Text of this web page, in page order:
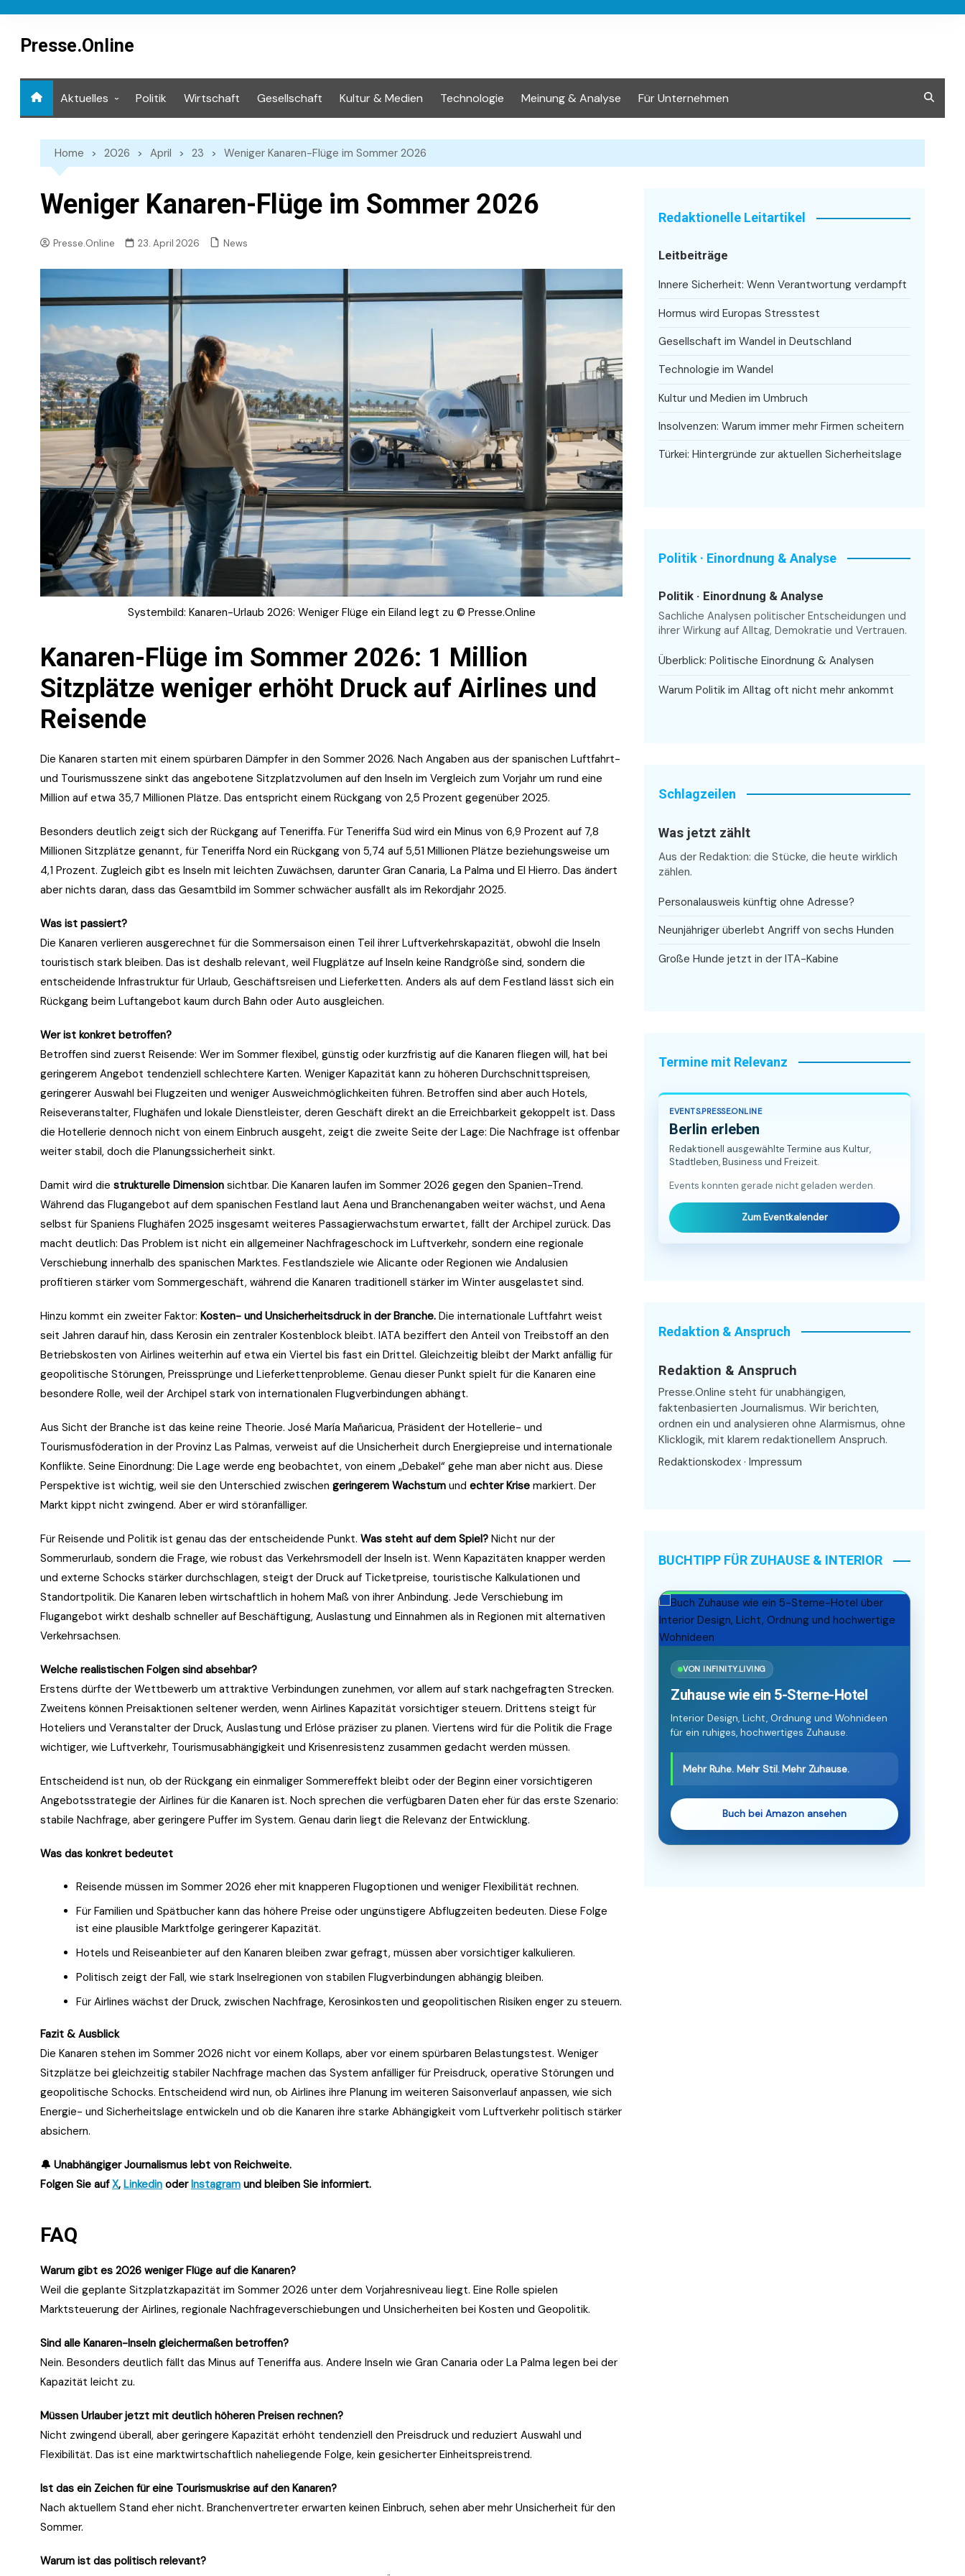
contentPresse.Online
Aktuelles Politik Wirtschaft Gesellschaft Kultur & Medien Technologie Meinung & Analyse Für Unternehmen
Home 2026 April 23 Weniger Kanaren-Flüge im Sommer 2026
Weniger Kanaren-Flüge im Sommer 2026
Presse.Online 23. April 2026 News
Systembild: Kanaren-Urlaub 2026: Weniger Flüge ein Eiland legt zu © Presse.Online
Kanaren-Flüge im Sommer 2026: 1 Million
Sitzplätze weniger erhöht Druck auf Airlines und
Reisende
Die Kanaren starten mit einem spürbaren Dämpfer in den Sommer 2026. Nach Angaben aus der spanischen Luftfahrt-
und Tourismusszene sinkt das angebotene Sitzplatzvolumen auf den Inseln im Vergleich zum Vorjahr um rund eine
Million auf etwa 35,7 Millionen Plätze. Das entspricht einem Rückgang von 2,5 Prozent gegenüber 2025.
Besonders deutlich zeigt sich der Rückgang auf Teneriffa. Für Teneriffa Süd wird ein Minus von 6,9 Prozent auf 7,8
Millionen Sitzplätze genannt, für Teneriffa Nord ein Rückgang von 5,74 auf 5,51 Millionen Plätze beziehungsweise um
4,1 Prozent. Zugleich gibt es Inseln mit leichten Zuwächsen, darunter Gran Canaria, La Palma und El Hierro. Das ändert
aber nichts daran, dass das Gesamtbild im Sommer schwächer ausfällt als im Rekordjahr 2025.
Was ist passiert?
Die Kanaren verlieren ausgerechnet für die Sommersaison einen Teil ihrer Luftverkehrskapazität, obwohl die Inseln
touristisch stark bleiben. Das ist deshalb relevant, weil Flugplätze auf Inseln keine Randgröße sind, sondern die
entscheidende Infrastruktur für Urlaub, Geschäftsreisen und Lieferketten. Anders als auf dem Festland lässt sich ein
Rückgang beim Luftangebot kaum durch Bahn oder Auto ausgleichen.
Wer ist konkret betroffen?
Betroffen sind zuerst Reisende: Wer im Sommer flexibel, günstig oder kurzfristig auf die Kanaren fliegen will, hat bei
geringerem Angebot tendenziell schlechtere Karten. Weniger Kapazität kann zu höheren Durchschnittspreisen,
geringerer Auswahl bei Flugzeiten und weniger Ausweichmöglichkeiten führen. Betroffen sind aber auch Hotels,
Reiseveranstalter, Flughäfen und lokale Dienstleister, deren Geschäft direkt an die Erreichbarkeit gekoppelt ist. Dass
die Hotellerie dennoch nicht von einem Einbruch ausgeht, zeigt die zweite Seite der Lage: Die Nachfrage ist offenbar
weiter stabil, doch die Planungssicherheit sinkt.
Damit wird die strukturelle Dimension sichtbar. Die Kanaren laufen im Sommer 2026 gegen den Spanien-Trend.
Während das Flugangebot auf dem spanischen Festland laut Aena und Branchenangaben weiter wächst, und Aena
selbst für Spaniens Flughäfen 2025 insgesamt weiteres Passagierwachstum erwartet, fällt der Archipel zurück. Das
macht deutlich: Das Problem ist nicht ein allgemeiner Nachfrageschock im Luftverkehr, sondern eine regionale
Verschiebung innerhalb des spanischen Marktes. Festlandsziele wie Alicante oder Regionen wie Andalusien
profitieren stärker vom Sommergeschäft, während die Kanaren traditionell stärker im Winter ausgelastet sind.
Hinzu kommt ein zweiter Faktor: Kosten- und Unsicherheitsdruck in der Branche. Die internationale Luftfahrt weist
seit Jahren darauf hin, dass Kerosin ein zentraler Kostenblock bleibt. IATA beziffert den Anteil von Treibstoff an den
Betriebskosten von Airlines weiterhin auf etwa ein Viertel bis fast ein Drittel. Gleichzeitig bleibt der Markt anfällig für
geopolitische Störungen, Preissprünge und Lieferkettenprobleme. Genau dieser Punkt spielt für die Kanaren eine
besondere Rolle, weil der Archipel stark von internationalen Flugverbindungen abhängt.
Aus Sicht der Branche ist das keine reine Theorie. José María Mañaricua, Präsident der Hotellerie- und
Tourismusföderation in der Provinz Las Palmas, verweist auf die Unsicherheit durch Energiepreise und internationale
Konflikte. Seine Einordnung: Die Lage werde eng beobachtet, von einem „Debakel“ gehe man aber nicht aus. Diese
Perspektive ist wichtig, weil sie den Unterschied zwischen geringerem Wachstum und echter Krise markiert. Der
Markt kippt nicht zwingend. Aber er wird störanfälliger.
Für Reisende und Politik ist genau das der entscheidende Punkt. Was steht auf dem Spiel? Nicht nur der
Sommerurlaub, sondern die Frage, wie robust das Verkehrsmodell der Inseln ist. Wenn Kapazitäten knapper werden
und externe Schocks stärker durchschlagen, steigt der Druck auf Ticketpreise, touristische Kalkulationen und
Standortpolitik. Die Kanaren leben wirtschaftlich in hohem Maß von ihrer Anbindung. Jede Verschiebung im
Flugangebot wirkt deshalb schneller auf Beschäftigung, Auslastung und Einnahmen als in Regionen mit alternativen
Verkehrsachsen.
Welche realistischen Folgen sind absehbar?
Erstens dürfte der Wettbewerb um attraktive Verbindungen zunehmen, vor allem auf stark nachgefragten Strecken.
Zweitens können Preisaktionen seltener werden, wenn Airlines Kapazität vorsichtiger steuern. Drittens steigt für
Hoteliers und Veranstalter der Druck, Auslastung und Erlöse präziser zu planen. Viertens wird für die Politik die Frage
wichtiger, wie Luftverkehr, Tourismusabhängigkeit und Krisenresistenz zusammen gedacht werden müssen.
Entscheidend ist nun, ob der Rückgang ein einmaliger Sommereffekt bleibt oder der Beginn einer vorsichtigeren
Angebotsstrategie der Airlines für die Kanaren ist. Noch sprechen die verfügbaren Daten eher für das erste Szenario:
stabile Nachfrage, aber geringere Puffer im System. Genau darin liegt die Relevanz der Entwicklung.
Was das konkret bedeutet
Reisende müssen im Sommer 2026 eher mit knapperen Flugoptionen und weniger Flexibilität rechnen.
Für Familien und Spätbucher kann das höhere Preise oder ungünstigere Abflugzeiten bedeuten. Diese Folge
ist eine plausible Marktfolge geringerer Kapazität.
Hotels und Reiseanbieter auf den Kanaren bleiben zwar gefragt, müssen aber vorsichtiger kalkulieren.
Politisch zeigt der Fall, wie stark Inselregionen von stabilen Flugverbindungen abhängig bleiben.
Für Airlines wächst der Druck, zwischen Nachfrage, Kerosinkosten und geopolitischen Risiken enger zu steuern.
Fazit & Ausblick
Die Kanaren stehen im Sommer 2026 nicht vor einem Kollaps, aber vor einem spürbaren Belastungstest. Weniger
Sitzplätze bei gleichzeitig stabiler Nachfrage machen das System anfälliger für Preisdruck, operative Störungen und
geopolitische Schocks. Entscheidend wird nun, ob Airlines ihre Planung im weiteren Saisonverlauf anpassen, wie sich
Energie- und Sicherheitslage entwickeln und ob die Kanaren ihre starke Abhängigkeit vom Luftverkehr politisch stärker
absichern.
🔔 Unabhängiger Journalismus lebt von Reichweite.
Folgen Sie aufX, Linkedin oderInstagram und bleiben Sie informiert.
FAQ
Warum gibt es 2026 weniger Flüge auf die Kanaren?
Weil die geplante Sitzplatzkapazität im Sommer 2026 unter dem Vorjahresniveau liegt. Eine Rolle spielen
Marktsteuerung der Airlines, regionale Nachfrageverschiebungen und Unsicherheiten bei Kosten und Geopolitik.
Sind alle Kanaren-Inseln gleichermaßen betroffen?
Nein. Besonders deutlich fällt das Minus auf Teneriffa aus. Andere Inseln wie Gran Canaria oder La Palma legen bei der
Kapazität leicht zu.
Müssen Urlauber jetzt mit deutlich höheren Preisen rechnen?
Nicht zwingend überall, aber geringere Kapazität erhöht tendenziell den Preisdruck und reduziert Auswahl und
Flexibilität. Das ist eine marktwirtschaftlich naheliegende Folge, kein gesicherter Einheitspreistrend.
Ist das ein Zeichen für eine Tourismuskrise auf den Kanaren?
Nach aktuellem Stand eher nicht. Branchenvertreter erwarten keinen Einbruch, sehen aber mehr Unsicherheit für den
Sommer.
Warum ist das politisch relevant?
Redaktionelle Leitartikel
Leitbeiträge
Innere Sicherheit: Wenn Verantwortung verdampft
Hormus wird Europas Stresstest
Gesellschaft im Wandel in Deutschland
Technologie im Wandel
Kultur und Medien im Umbruch
Insolvenzen: Warum immer mehr Firmen scheitern
Türkei: Hintergründe zur aktuellen Sicherheitslage
Politik · Einordnung & Analyse
Politik · Einordnung & Analyse
Sachliche Analysen politischer Entscheidungen und
ihrer Wirkung auf Alltag, Demokratie und Vertrauen.
Überblick: Politische Einordnung & Analysen
Warum Politik im Alltag oft nicht mehr ankommt
Schlagzeilen
Was jetzt zählt
Aus der Redaktion: die Stücke, die heute wirklich
zählen.
Personalausweis künftig ohne Adresse?
Neunjähriger überlebt Angriff von sechs Hunden
Große Hunde jetzt in der ITA-Kabine
Termine mit Relevanz
EVENTS.PRESSE.ONLINE
Berlin erleben
Redaktionell ausgewählte Termine aus Kultur,
Stadtleben, Business und Freizeit.
Events konnten gerade nicht geladen werden.
Zum Eventkalender
Redaktion & Anspruch
Redaktion & Anspruch
Presse.Online steht für unabhängigen,
faktenbasierten Journalismus. Wir berichten,
ordnen ein und analysieren ohne Alarmismus, ohne
Klicklogik, mit klarem redaktionellem Anspruch.
Redaktionskodex · Impressum
BUCHTIPP FÜR ZUHAUSE & INTERIOR
VON INFINITY.LIVING
Zuhause wie ein 5-Sterne-Hotel
Interior Design, Licht, Ordnung und Wohnideen
für ein ruhiges, hochwertiges Zuhause.
Mehr Ruhe. Mehr Stil. Mehr Zuhause.
Buch bei Amazon ansehen